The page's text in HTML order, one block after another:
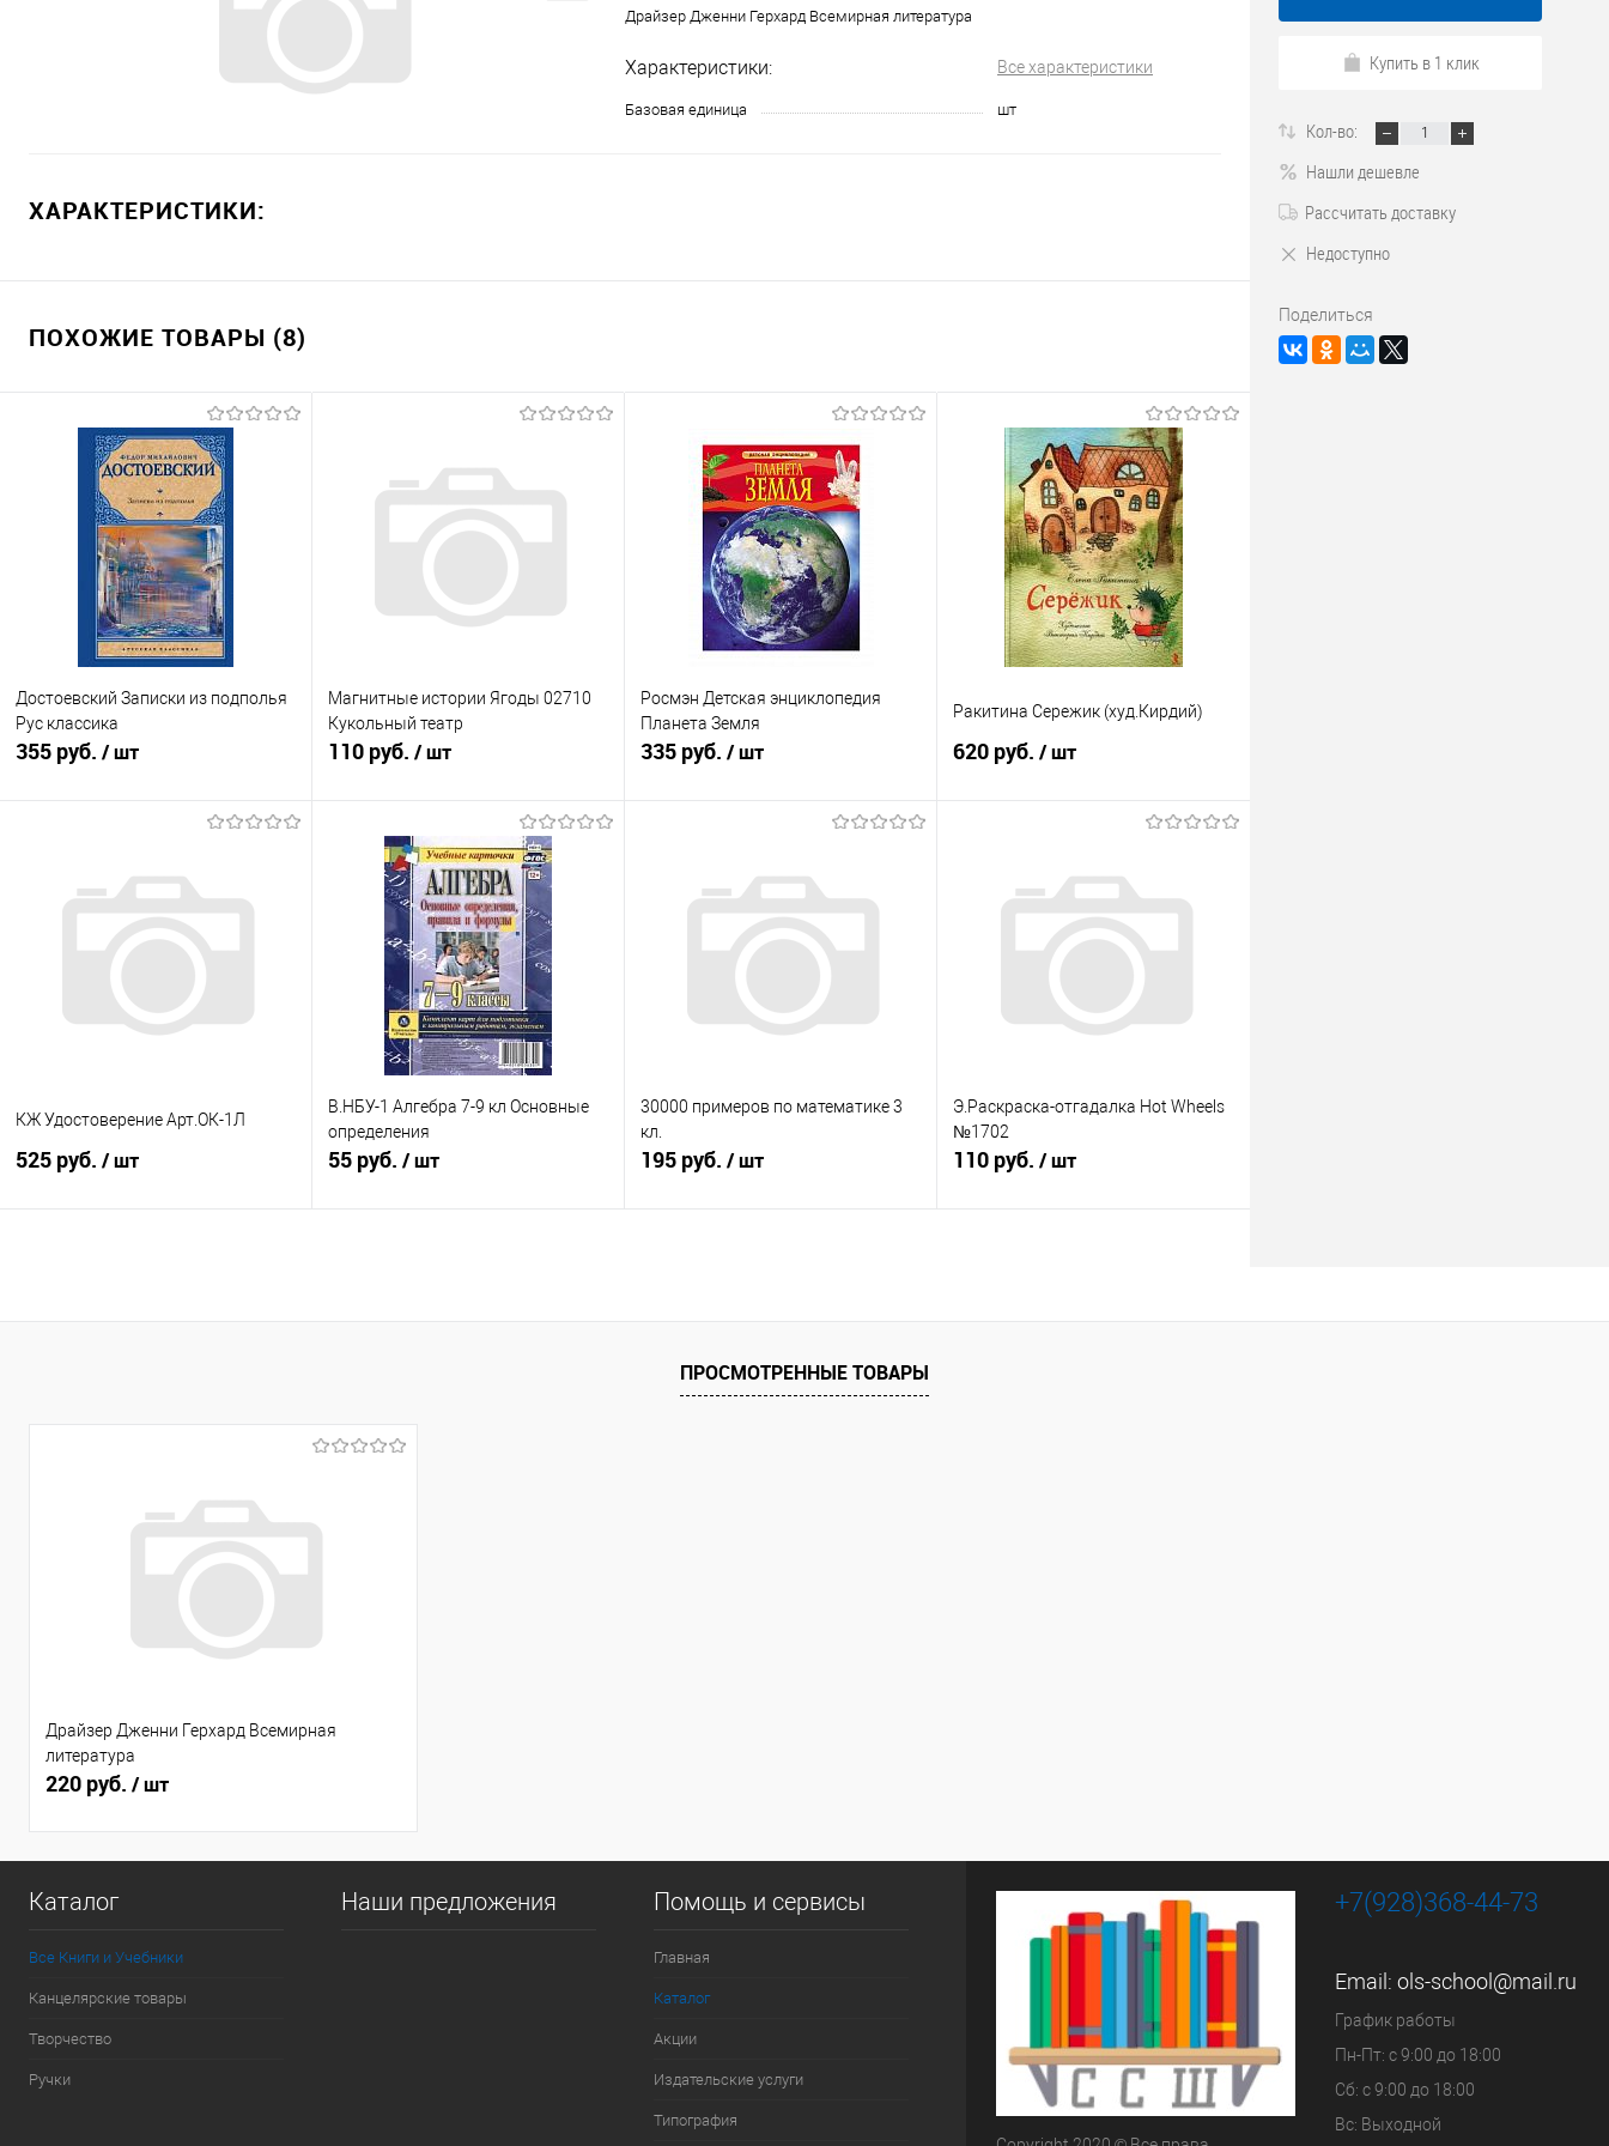
Драйзер Дженни Герхард Всемирная литература
Характеристики: Все характеристики
Базовая единица шт
ХАРАКТЕРИСТИКИ:
ПОХОЖИЕ ТОВАРЫ (8)
Достоевский Записки из подполья
Рус классика
355 руб. / шт
Купить в 1 клик
К сравнению
В избранное
В наличии
Магнитные истории Ягоды 02710
Кукольный театр
110 руб. / шт
Подписаться
Купить в 1 клик
К сравнению
В избранное
Недоступно
Росмэн Детская энциклопедия
Планета Земля
335 руб. / шт
Купить в 1 клик
К сравнению
В избранное
Недоступно
Ракитина Сережик (худ.Кирдий)
620 руб. / шт
Купить в 1 клик
К сравнению
В избранное
В наличии
КЖ Удостоверение Арт.ОК-1Л
525 руб. / шт
В.НБУ-1 Алгебра 7-9 кл Основные
определения
55 руб. / шт
30000 примеров по математике 3
кл.
195 руб. / шт
Э.Раскраска-отгадалка Hot Wheels
№1702
110 руб. / шт
Купить в 1 клик
Кол-во:
Нашли дешевле
Рассчитать доставку
Недоступно
Поделиться
ПРОСМОТРЕННЫЕ ТОВАРЫ
Драйзер Дженни Герхард Всемирная
литература
220 руб. / шт
Каталог
Все Книги и Учебники
Канцелярские товары
Творчество
Ручки
Наши предложения Помощь и сервисы
Главная
Каталог
Акции
Издательские услуги
Типография
+7(928)368-44-73
Email: ols-school@mail.ru
График работы
Пн-Пт: с 9:00 до 18:00
Сб: с 9:00 до 18:00
Вс: Выходной